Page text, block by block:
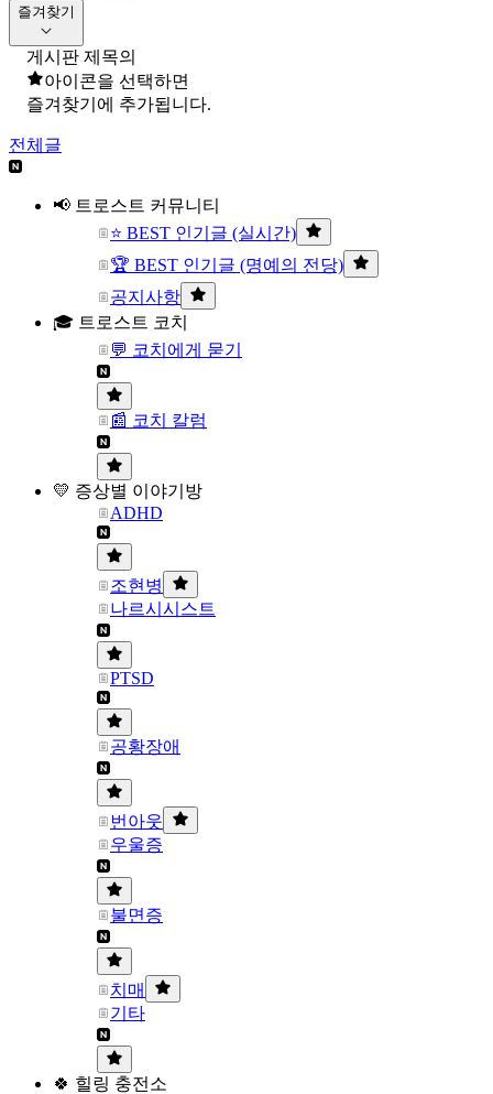
즐겨찾기
게시판 제목의
아이콘을 선택하면
즐겨찾기에 추가됩니다.
전체글
📢 트로스트 커뮤니티
⭐ BEST 인기글 (실시간)
🏆 BEST 인기글 (명예의 전당)
공지사항
🎓 트로스트 코치
💬 코치에게 묻기
📰 코치 칼럼
💛 증상별 이야기방
ADHD
조현병
나르시시스트
PTSD
공황장애
번아웃
우울증
불면증
치매
기타
🍀 힐링 충전소